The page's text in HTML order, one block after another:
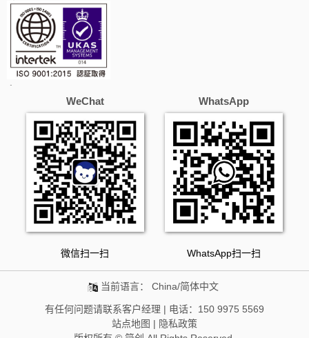
WeChat
微信扫一扫
WhatsApp
WhatsApp扫一扫
当前语言： China/简体中文
有任何问题请联系客户经理 | 电话：150 9975 5569
站点地图 | 隐私政策